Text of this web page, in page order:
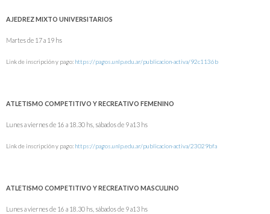
AJEDREZ MIXTO UNIVERSITARIOS
Martes de 17 a 19 hs
Link de inscripción y pago: https://pagos.unlp.edu.ar/publicacion-activa/92c1136b
ATLETISMO COMPETITIVO Y RECREATIVO FEMENINO
Lunes a viernes de 16 a 18.30 hs, sábados de 9 a13 hs
Link de inscripción y pago: https://pagos.unlp.edu.ar/publicacion-activa/23029bfa
ATLETISMO COMPETITIVO Y RECREATIVO MASCULINO
Lunes a viernes de 16 a 18.30 hs, sábados de 9 a13 hs